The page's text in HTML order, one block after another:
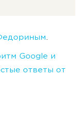
.
Google и
ответы от